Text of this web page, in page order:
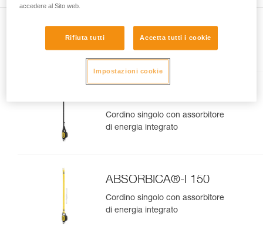
Presente nell'articolo
Cordino singolo con assorbitore
di energia integrato
ABSORBICA®-I 150
Cordino singolo con assorbitore
di energia integrato
accedere al Sito web.
Rifiuta tutti Accetta tutti i cookie
Impostazioni cookie